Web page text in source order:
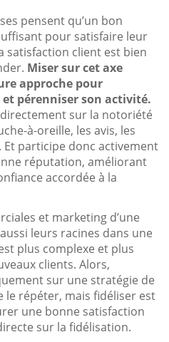
pensent qu’un bon
pour satisfaire leur
satisfaction client est bien
Miser sur cet axe
approche pour
pérenniser son activité.
sur la notoriété
à-oreille, les avis, les
participe donc activement
réputation, améliorant
accordée à la
et marketing d’une
leurs racines dans une
plus complexe et plus
clients. Alors,
sur une stratégie de
le répéter, mais fidéliser est
une bonne satisfaction
sur la fidélisation.